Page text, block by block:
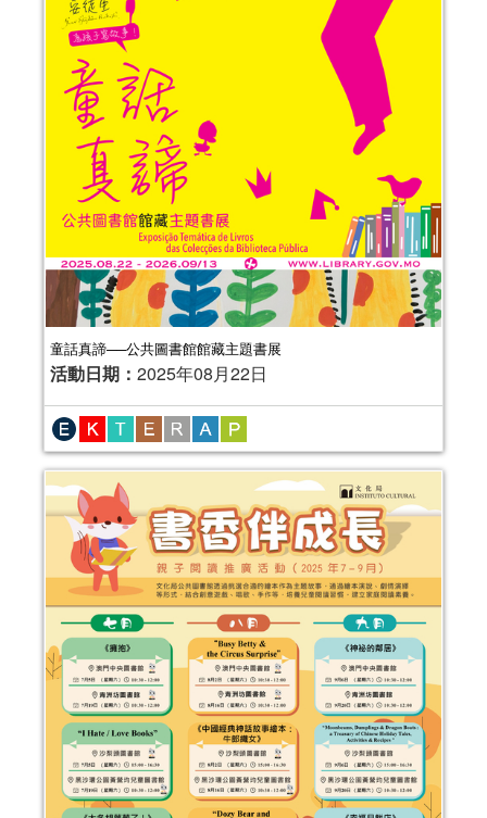
童話真諦──公共圖書館館藏主題書展
活動日期： 2025年08月22日